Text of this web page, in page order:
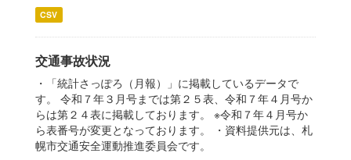
CSV
交通事故状況
・「統計さっぽろ（月報）」に掲載しているデータで
す。 令和７年３月号までは第２５表、令和７年４月号か
らは第２４表に掲載しております。 ※令和７年４月号か
ら表番号が変更となっております。 ・資料提供元は、札
幌市交通安全運動推進委員会です。